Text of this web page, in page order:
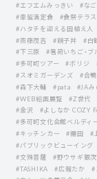
#エフエムみっきい
#な
#車留満定食
#食祭テラス
#ハタチを迎える田植え人
#斎藤茂吉
#親子丼 #白
#下三原
#箸荷いちご・ブ
#多可町ツアー
#ボリジ
#スオミガーデンズ
#合
#森下大輔
#pata #JAみ
#WEB絵画展覧
#Z世代
#金沢
#よしなか COZY
#多可町文化会館ベルディ
#キッチンカー
#棚田 #
#パブリックビューイング
#文殊菩薩
#野ウサギ銀
#TASHIKA
#広報たか #